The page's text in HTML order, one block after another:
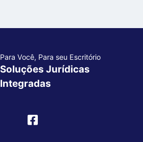
Para Você, Para seu Escritório
Soluções Jurídicas
Integradas